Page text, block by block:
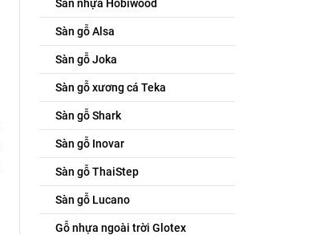
Sàn nhựa Hobiwood
Sàn gỗ Alsa
Sàn gỗ Joka
Sàn gỗ xương cá Teka
Sàn gỗ Shark
Sàn gỗ Inovar
Sàn gỗ ThaiStep
Sàn gỗ Lucano
Gỗ nhựa ngoài trời Glotex